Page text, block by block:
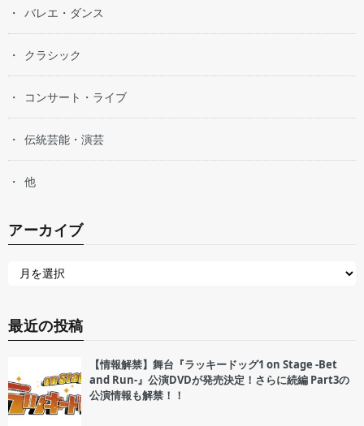
バレエ・ダンス
クラシック
コンサート・ライブ
伝統芸能・演芸
他
アーカイブ
最近の投稿
【情報解禁】舞台『ラッキードッグ1 on Stage -Bet
and Run-』公演DVDが発売決定！さらに続編 Part3の
公演情報も解禁！！